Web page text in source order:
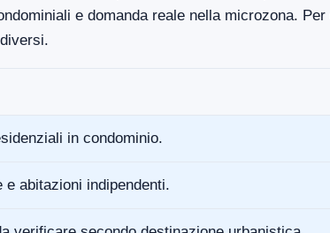
e domanda reale nella microzona. Per
in condominio.
abitazioni indipendenti.